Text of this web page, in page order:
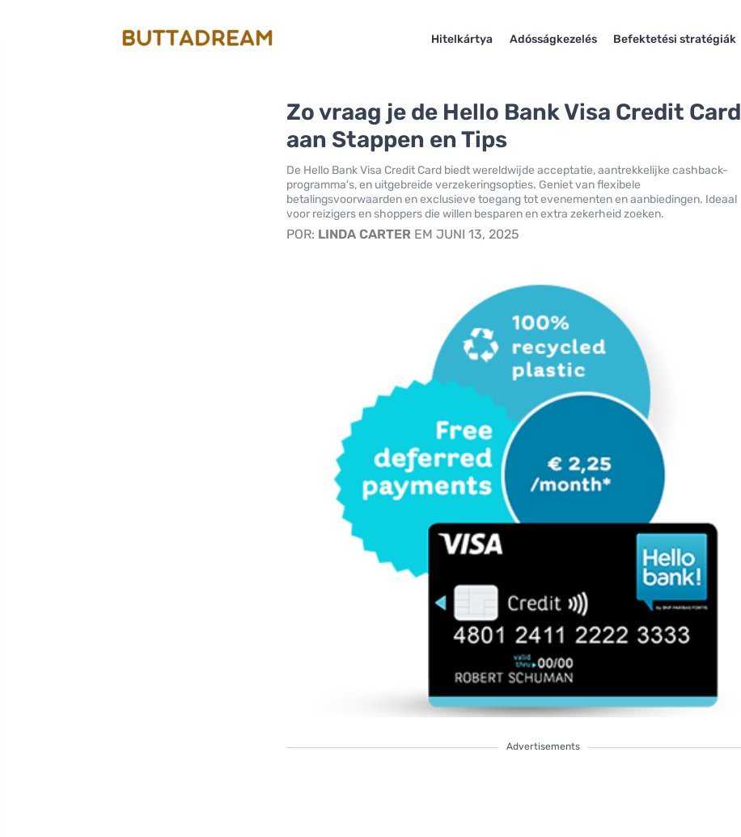
Hitelkártya Adósságkezelés Befektetési stratégiák
Zo vraag je de Hello Bank Visa Credit Card
aan Stappen en Tips
De Hello Bank Visa Credit Card biedt wereldwijde acceptatie, aantrekkelijke cashback-
programma's, en uitgebreide verzekeringsopties. Geniet van flexibele
betalingsvoorwaarden en exclusieve toegang tot evenementen en aanbiedingen. Ideaal
voor reizigers en shoppers die willen besparen en extra zekerheid zoeken.
POR: LINDA CARTER EM JUNI 13, 2025
Advertisements